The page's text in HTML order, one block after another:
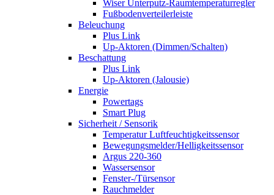
Wiser Unterputz-Raumtemperaturregler
Fußbodenverteilerleiste
Beleuchung
Plus Link
Up-Aktoren (Dimmen/Schalten)
Beschattung
Plus Link
Up-Aktoren (Jalousie)
Energie
Powertags
Smart Plug
Sicherheit / Sensorik
Temperatur Luftfeuchtigkeitssensor
Bewegungsmelder/Helligkeitssensor
Argus 220-360
Wassersensor
Fenster-/Türsensor
Rauchmelder